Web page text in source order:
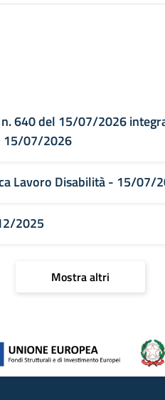
640 del 15/07/2026
15/07/2026
Lavoro Disabilità - 15/07/
2025
Mostra altri